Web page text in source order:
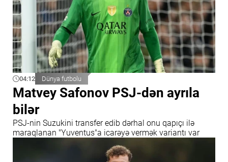
04:12 Dünya futbolu
Matvey Safonov PSJ-dən ayrıla
bilər
PSJ-nin Suzukini transfer edib dərhal onu qapıçı ilə
maraqlanan "Yuventus"a icarəyə vermək variantı var